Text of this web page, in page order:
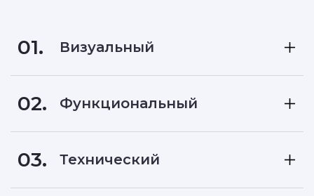
01. Визуальный
02. Функциональный
03. Технический